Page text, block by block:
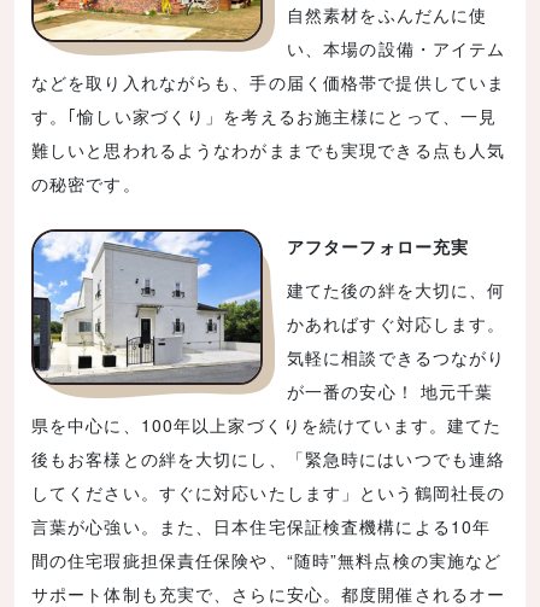
自然素材をふんだんに使
い、本場の設備・アイテム
などを取り入れながらも、手の届く価格帯で提供していま
す。｢愉しい家づくり」を考えるお施主様にとって、一見
難しいと思われるようなわがままでも実現できる点も人気
の秘密です。
アフターフォロー充実
建てた後の絆を大切に、何
かあればすぐ対応します。
気軽に相談できるつながり
が一番の安心！ 地元千葉
県を中心に、100年以上家づくりを続けています。建てた
後もお客様との絆を大切にし、「緊急時にはいつでも連絡
してください。すぐに対応いたします」という鶴岡社長の
言葉が心強い。また、日本住宅保証検査機構による10年
間の住宅瑕疵担保責任保険や、“随時”無料点検の実施など
サポート体制も充実で、さらに安心。都度開催されるオー